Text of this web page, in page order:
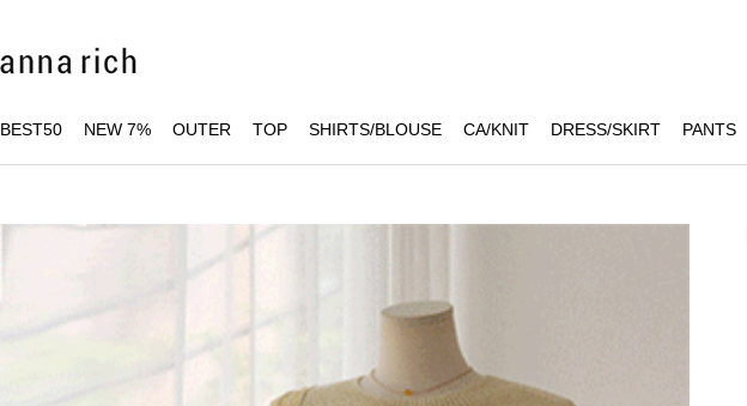
BEST50 NEW 7% OUTER TOP SHIRTS/BLOUSE CA/KNIT DRESS/SKIRT PANTS